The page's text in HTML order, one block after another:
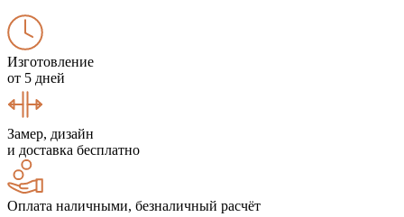
Изготовление
от 5 дней
Замер, дизайн
и доставка бесплатно
Оплата наличными, безналичный расчёт